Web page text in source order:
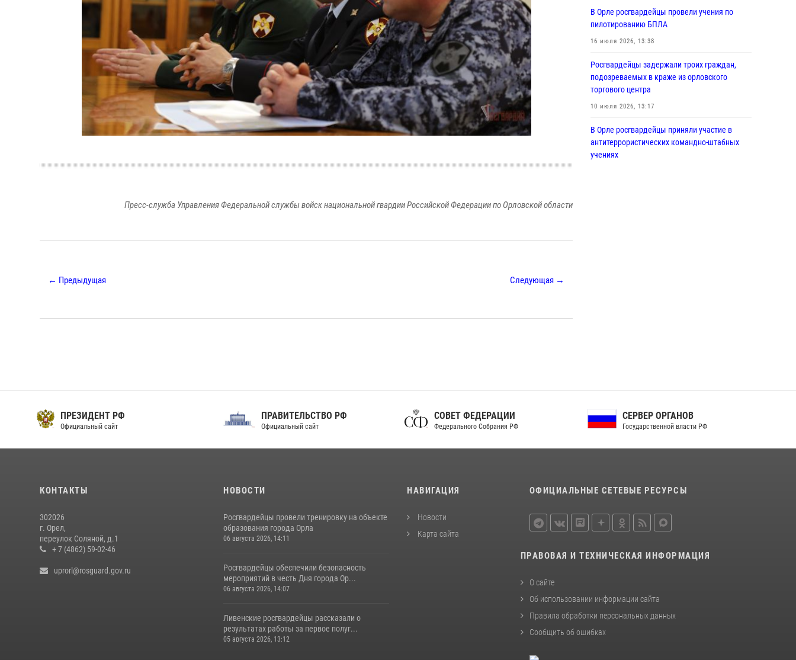
Пресс-служба Управления Федеральной службы войск национальной гвардии Российской Федерации по Орловской области
← Предыдущая Следующая →
В Орле росгвардейцы приняли участие в
учениях на избирательном участке
31 июля 2026, 13:21
Жительница Мценска сдала в Росгвардию
незарегистрированное ружьё
31 июля 2026, 13:16
В Орле росгвардейцы провели учения по
пилотированию БПЛА
16 июля 2026, 13:38
Росгвардейцы задержали троих граждан,
подозреваемых в краже из орловского
торгового центра
10 июля 2026, 13:17
В Орле росгвардейцы приняли участие в
антитеррористических командно-штабных
учениях
орловском кафе
30 июля 2026, 14:27
ПРЕЗИДЕНТ РФ
Официальный сайт
ПРАВИТЕЛЬСТВО РФ
Официальный сайт
СОВЕТ ФЕДЕРАЦИИ
Федерального Собрания РФ
СЕРВЕР ОРГАНОВ
Государственной власти РФ
КОНТАКТЫ
302026
г. Орел,
переулок Соляной, д.1
+ 7 (4862) 59-02-46
uprorl@rosguard.gov.ru
НОВОСТИ
Росгвардейцы провели тренировку на объекте
образования города Орла
06 августа 2026, 14:11
Росгвардейцы обеспечили безопасность
мероприятий в честь Дня города Ор...
06 августа 2026, 14:07
Ливенские росгвардейцы рассказали о
результатах работы за первое полуг...
05 августа 2026, 13:12
НАВИГАЦИЯ
Новости
Карта сайта
ОФИЦИАЛЬНЫЕ СЕТЕВЫЕ РЕСУРСЫ
ПРАВОВАЯ И ТЕХНИЧЕСКАЯ ИНФОРМАЦИЯ
О сайте
Об использовании информации сайта
Правила обработки персональных данных
Сообщить об ошибках